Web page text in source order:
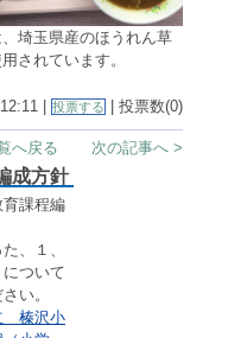
埼玉県産のほうれん草
されています。
12:11 | 投票する | 投票数(0)
次の記事へ >
へ戻る
成方針
課程編
、１、
ついて
い。
榛沢小